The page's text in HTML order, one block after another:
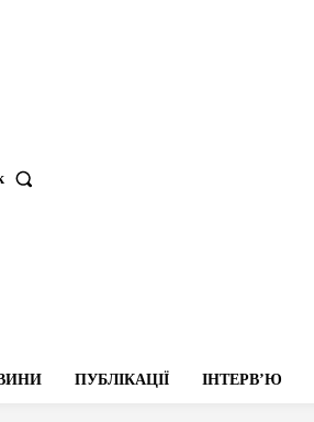
ПУБЛІКАЦІЇ ІНТЕРВʼЮ